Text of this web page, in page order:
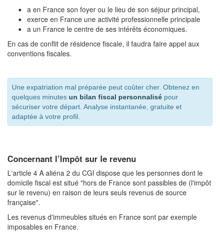
a en France son foyer ou le lieu de son séjour principal,
exerce en France une activité professionnelle principale
a un France le centre de ses intérêts économiques.
En cas de conflit de résidence fiscale, il faudra faire appel aux
conventions fiscales.
Une expatriation mal préparée peut coûter cher. Obtenez en
quelques minutes un bilan fiscal personnalisé pour
sécuriser votre départ. Analyse instantanée, gratuite et
adaptée à votre profil.
Concernant l’Impôt sur le revenu
L'article 4 A aliéna 2 du CGI dispose que les personnes dont le
domicile fiscal est situé "hors de France sont passibles de (l'impôt
sur le revenu) en raison de leurs seuls revenus de source
française".
Les revenus d'immeubles situés en France sont par exemple
imposables en France.